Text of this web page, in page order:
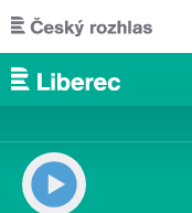
Přejít k hlavnímu obsahu